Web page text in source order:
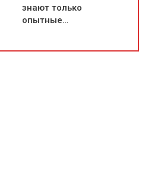
знают только
опытные…